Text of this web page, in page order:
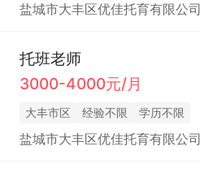
盐城市大丰区优佳托育有限公司
托班老师
3000-4000元/月
大丰市区 经验不限 学历不限
盐城市大丰区优佳托育有限公司